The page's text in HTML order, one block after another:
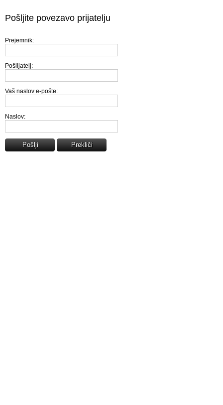
Pošljite povezavo prijatelju
Prejemnik:
Pošiljatelj:
Vaš naslov e-pošte:
Naslov:
Pošlji Prekliči